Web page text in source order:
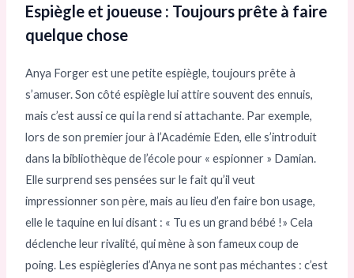
Espiègle et joueuse : Toujours prête à faire
quelque chose
Anya Forger est une petite espiègle, toujours prête à
s’amuser. Son côté espiègle lui attire souvent des ennuis,
mais c’est aussi ce qui la rend si attachante. Par exemple,
lors de son premier jour à l’Académie Eden, elle s’introduit
dans la bibliothèque de l’école pour « espionner » Damian.
Elle surprend ses pensées sur le fait qu’il veut
impressionner son père, mais au lieu d’en faire bon usage,
elle le taquine en lui disant : « Tu es un grand bébé !» Cela
déclenche leur rivalité, qui mène à son fameux coup de
poing. Les espiègleries d’Anya ne sont pas méchantes : c’est